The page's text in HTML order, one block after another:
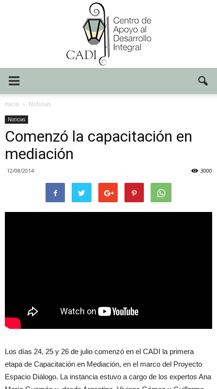
CADI
Inicio Noticias
Noticias
Comenzó la capacitación en
mediación
12/08/2014 3000
Los días 24, 25 y 26 de julio comenzó en el CADI la primera
etapa de Capacitación en Mediación, en el marco del Proyecto
Espacio Diálogo. La instancia estuvo a cargo de los expertos Ana